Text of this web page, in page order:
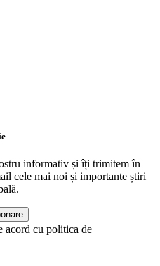
informativ și îți trimitem în
cele mai noi și importante știri
acord cu politica de